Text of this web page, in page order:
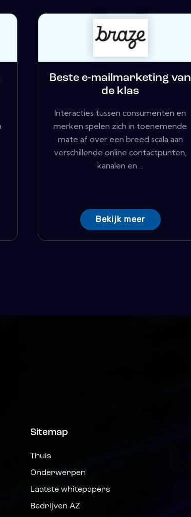
Beste e-mailmarketing van
de klas
Interacties tussen consumenten en
merken spelen zich in toenemende
mate af over een breed scala aan
verschillende online contactpunten,
kanalen en ...
Bekijk meer
Sitemap
Thuis
Onderwerpen
Laatste whitepapers
Bedrijven AZ